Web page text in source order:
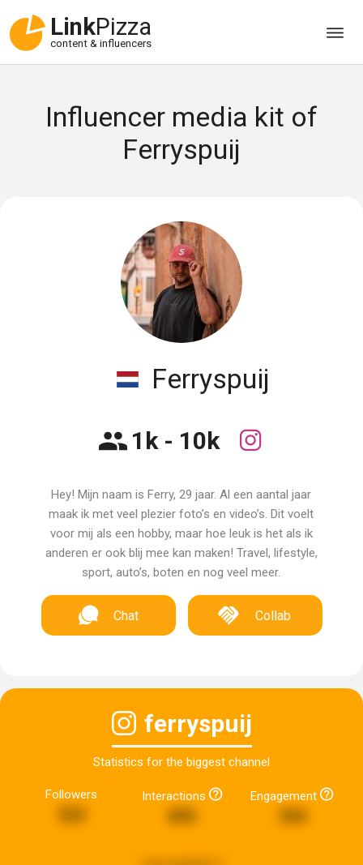
LinkPizza
content & influencers
Influencer media kit of
Ferryspuij
Ferryspuij
1k - 10k
Hey! Mijn naam is Ferry, 29 jaar. Al een aantal jaar
maak ik met veel plezier foto’s en video’s. Dit voelt
voor mij als een hobby, maar hoe leuk is het als ik
anderen er ook blij mee kan maken! Travel, lifestyle,
sport, auto’s, boten en nog veel meer.
Chat Collab
ferryspuij
Statistics for the biggest channel
Followers Interactions Engagement